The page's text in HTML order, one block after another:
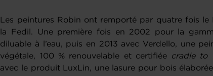
Les peintures Robin ont remporté par quatre fois le
la Fedil. Une première fois en 2002 pour la
diluable à l’eau, puis en 2013 avec Verdello, une
végétale, 100 % renouvelable et certifiée
cradle to
avec le produit LuxLin, une lasure pour bois